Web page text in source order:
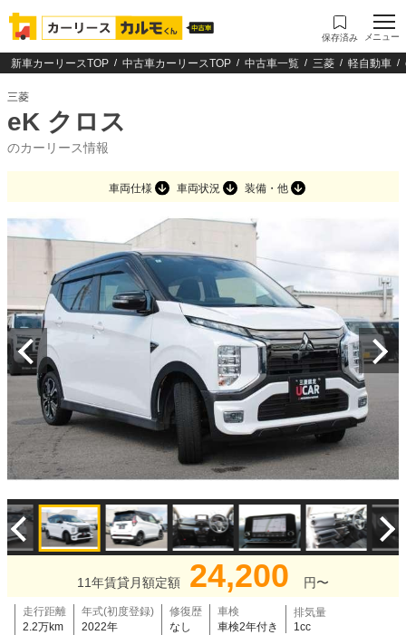
保存済み メニュー
新車カーリースTOP 中古車カーリースTOP 中古車一覧 三菱 軽自動車
三菱
eK クロス
のカーリース情報
車両仕様 車両状況 装備・他
11年賃貸月額定額 24,200 円〜
走行距離
2.2万km
年式(初度登録)
2022年
修復歴
なし
車検
車検2年付き
排気量
1cc